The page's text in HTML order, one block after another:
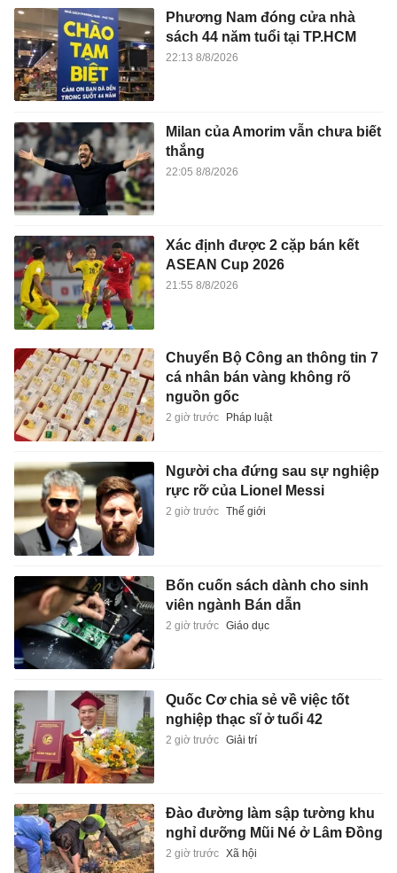
Phương Nam đóng cửa nhà
sách 44 năm tuổi tại TP.HCM
22:13 8/8/2026
Milan của Amorim vẫn chưa biết
thắng
22:05 8/8/2026
Xác định được 2 cặp bán kết
ASEAN Cup 2026
21:55 8/8/2026
Chuyển Bộ Công an thông tin 7
cá nhân bán vàng không rõ
nguồn gốc
2 giờ trước Pháp luật
Người cha đứng sau sự nghiệp
rực rỡ của Lionel Messi
2 giờ trước Thế giới
Bốn cuốn sách dành cho sinh
viên ngành Bán dẫn
2 giờ trước Giáo dục
Quốc Cơ chia sẻ về việc tốt
nghiệp thạc sĩ ở tuổi 42
2 giờ trước Giải trí
Đào đường làm sập tường khu
nghỉ dưỡng Mũi Né ở Lâm Đồng
2 giờ trước Xã hội